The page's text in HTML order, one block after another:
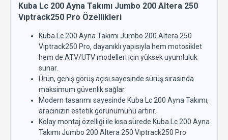
Kuba Lc 200 Ayna Takımı Jumbo 200 Altera 250
Vıptrack250 Pro Özellikleri
Kuba Lc 200 Ayna Takımı Jumbo 200 Altera 250
Vıptrack250 Pro, dayanıklı yapısıyla hem motosiklet
hem de ATV/UTV modelleri için yüksek uyumluluk
sunar.
Ürün, geniş görüş açısı sayesinde sürüş sırasında
maksimum güvenlik sağlar.
Modern tasarımı sayesinde Kuba Lc 200 Ayna Takımı,
aracınızın estetik görünümünü artırır.
Kolay montaj özelliği ile kısa sürede Kuba Lc 200 Ayna
Takımı Jumbo 200 Altera 250 Vıptrack250 Pro